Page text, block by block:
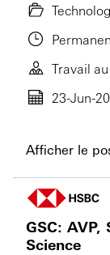
Travail
23-Jun-
Afficher le
GSC: AVP,
Science